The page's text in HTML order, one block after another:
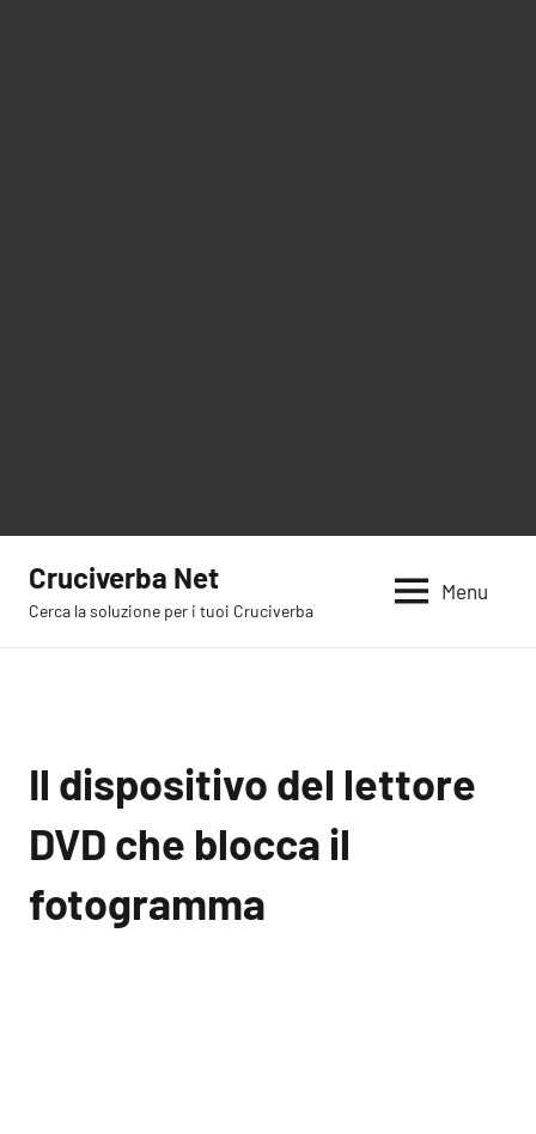
contenuto
Cruciverba Net
Cerca la soluzione per i tuoi Cruciverba
Menu
Il dispositivo del lettore
DVD che blocca il
fotogramma